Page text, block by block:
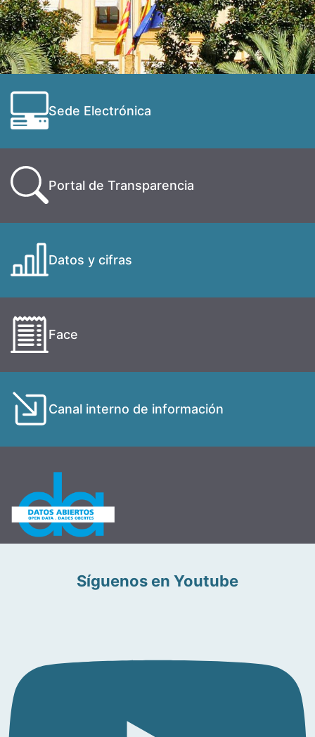
Sede Electrónica
Portal de Transparencia
Datos y cifras
Face
Canal interno de información
Síguenos en Youtube